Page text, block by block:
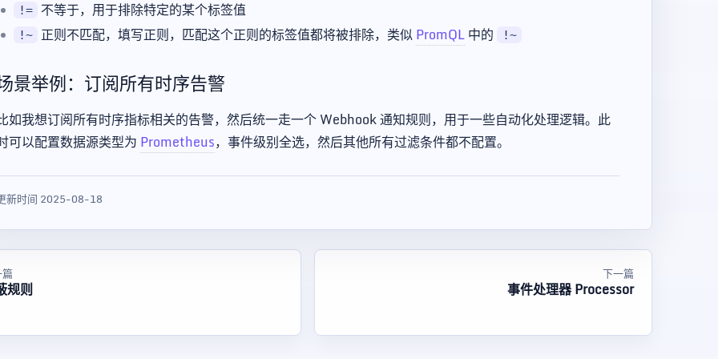
!= 不等于，用于排除特定的某个标签值
!~ 正则不匹配，填写正则，匹配这个正则的标签值都将被排除，类似PromQL中的 !~
景举例：订阅所有时序告警
如我想订阅所有时序指标相关的告警，然后统一走一个 Webhook 通知规则，用于一些自动化处理逻辑。此
可以配置数据源类型为 Prometheus，事件级别全选，然后其他所有过滤条件都不配置。
新时间 2025-08-18
规则
下一篇
事件处理器 Processor